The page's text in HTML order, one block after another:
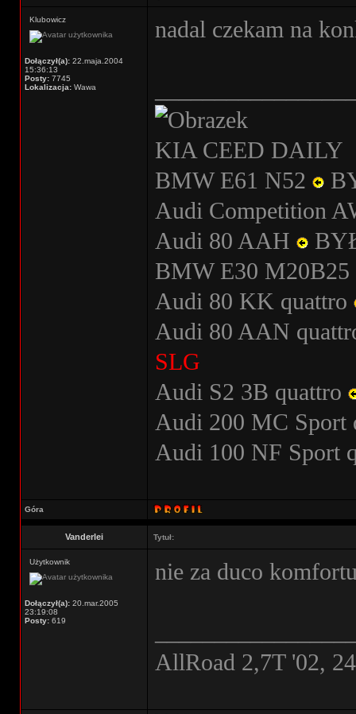
Klubowicz
Dołączył(a): 22.maja.2004
15:36:13
Posty: 7745
Lokalizacja: Wawa
nadal czekam na
KIA CEED DAILY
BMW E61 N52
Audi Competition
Audi 80 AAH
BMW E30 M20B25
Audi 80 KK quattro
Audi 80 AAN
SLG
Audi S2 3B quattro
Audi 200 MC Sport
Audi 100 NF Sport
Góra
Vanderlei Tytuł:
Użytkownik
Dołączył(a): 20.mar.2005
23:19:08
Posty: 619
nie za duco
AllRoad 2,7T '02,